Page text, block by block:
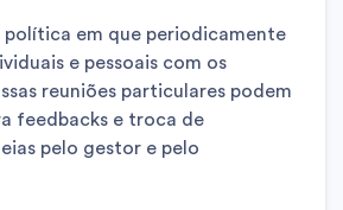
política em que periodicamente
e pessoais com os
reuniões particulares podem
feedbacks e troca de
pelo gestor e pelo